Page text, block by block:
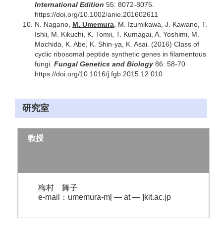
International Edition 55: 8072-8075.
https://doi.org/10.1002/anie.201602611
N. Nagano, M. Umemura, M. Izumikawa, J. Kawano, T.
Ishii, M. Kikuchi, K. Tomii, T. Kumagai, A. Yoshimi, M.
Machida, K. Abe, K. Shin-ya, K. Asai. (2016) Class of
cyclic ribosomal peptide synthetic genes in filamentous
fungi. Fungal Genetics and Biology 86: 58-70
https://doi.org/10.1016/j.fgb.2015.12.010
研究室
教授
梅村 舞子
e-mail：umemura-m[ — at — ]kit.ac.jp